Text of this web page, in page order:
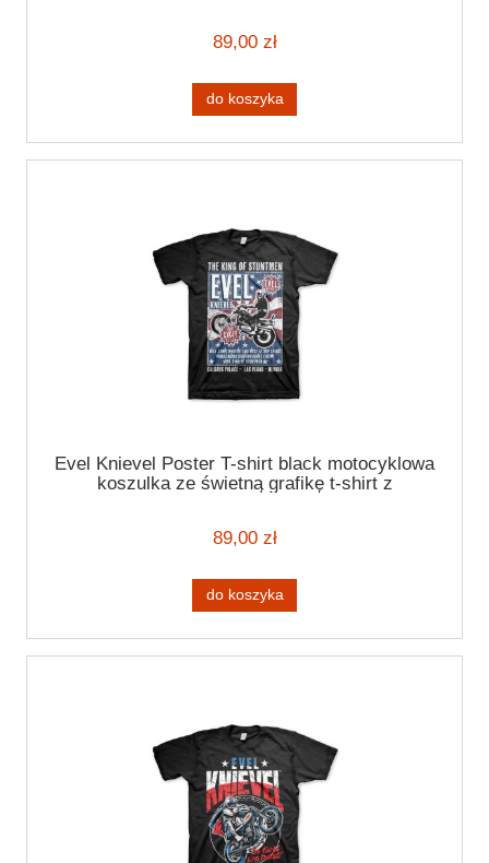
89,00 zł
do koszyka
Evel Knievel Poster T-shirt black motocyklowa
koszulka ze świetną grafikę t-shirt z
89,00 zł
do koszyka